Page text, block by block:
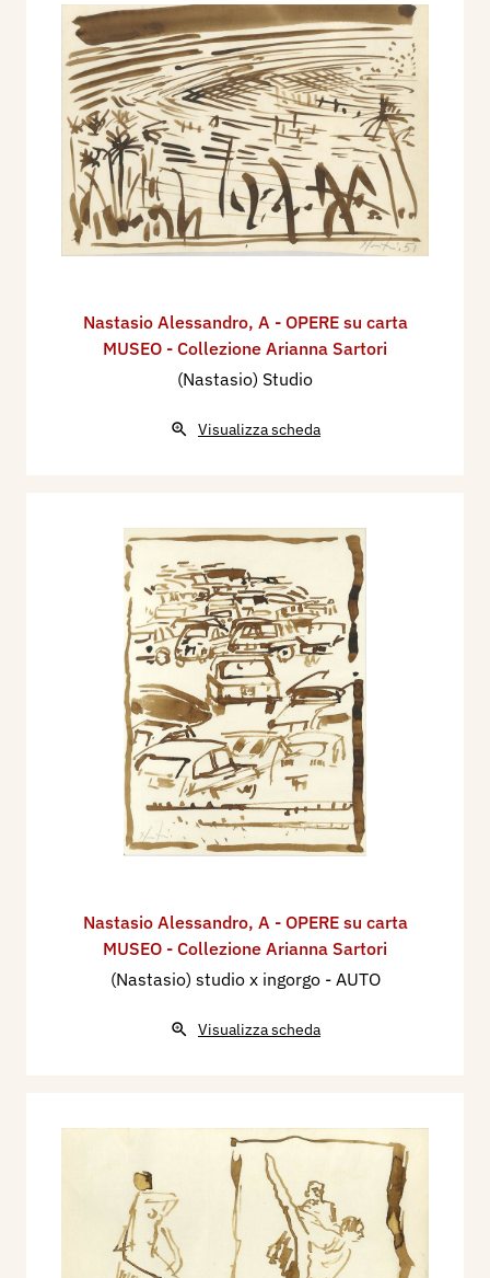
Nastasio Alessandro, A - OPERE su carta
MUSEO - Collezione Arianna Sartori
(Nastasio) Studio
Visualizza scheda
Nastasio Alessandro, A - OPERE su carta
MUSEO - Collezione Arianna Sartori
(Nastasio) studio x ingorgo - AUTO
Visualizza scheda